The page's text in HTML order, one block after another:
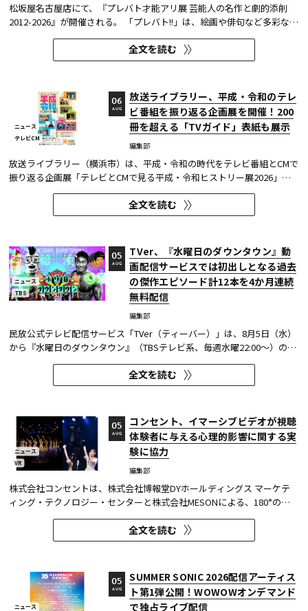
松坂屋名古屋店にて、『プレバト才能アリ展 芸能人の名作と劇的添削
2012-2026』が開催される。 「プレバト!!」は、絵画や俳句など多彩な芸
術ジャンルに芸能人が挑戦し、その作品を超一流の講師陣が才能アリ/ナ
シで厳しく査定する教養バラエティー番組だ。 本展では、定番ジャンル
の俳句・水彩画から、大漁旗や黒板アートといった巨大作品...
全文を読む
ニュース
テレビCM
放送ライブラリー、平成・令和のテレ
ビ番組を振り返る企画展を開催！200
冊を超える「TVガイド」表紙も展示
編集部
06
AUG
放送ライブラリー（横浜市）は、平成・令和の時代をテレビ番組とCMで
振り返る企画展「テレビとCMで見る平成・令和ヒストリー展2026」を8
月7日～9月27日に開催する。
全文を読む
ニュース
TBS
TVer、『水曜日のダウンタウン』動
画配信サービスでは初出しとなる過去
の傑作エピソード計12本を4か月連続
無料配信
編集部
05
AUG
民放公式テレビ配信サービス「TVer（ティーバー）」は、8月5日（水）
から『水曜日のダウンタウン』（TBSテレビ系、毎週水曜22:00～）の過
去に放送された傑作エピソード計12本を4か月にわたり配信する。本エ
ピソードが動画配信サービスで配信されるのは今回が初めてとなる。
TVerはすべて無料で見放題となっている。 『水曜日のダウンタウン...
全文を読む
ニュース
VR
コンセント、イマーシブビデオが視聴
体験者に与える心理的影響に関する実
験に協力
編集部
05
AUG
株式会社コンセントは、株式会社博報堂DYホールディングス マーケテ
ィング・テクノロジー・センターと株式会社MESONによる、180°の視
野角のImmersive Video（以下、イマーシブビデオ）を実験刺激に用い
た心理実験に協力し、そのプレプリント論文が2026年6月8日にarXivで
公開された。 本実験は、イマーシブビデオの撮影距離が体験者の「そ...
全文を読む
ニュース
SUMMER SONIC 2026配信アーティス
ト第1弾公開！WOWOWオンデマンド
で独占ライブ配信
05
AUG